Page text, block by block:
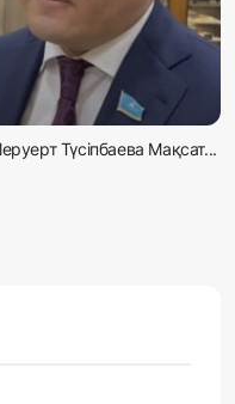
Түсіпбаева Мақсат...